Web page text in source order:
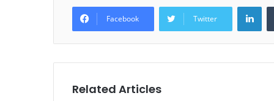
Facebook Twitter
Related Articles